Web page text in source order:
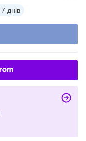
7 днів